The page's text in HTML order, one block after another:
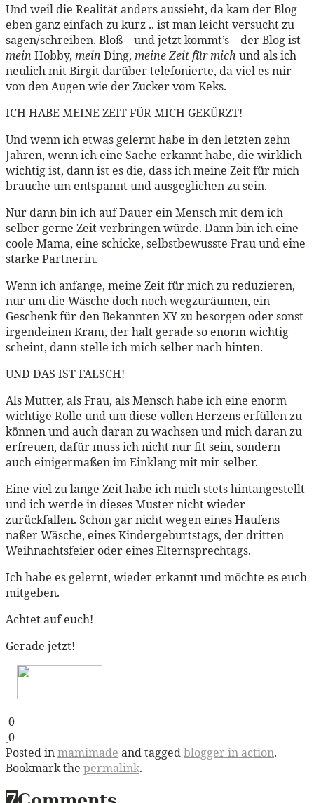
Und weil die Realität anders aussieht, da kam der Blog
eben ganz einfach zu kurz .. ist man leicht versucht zu
sagen/schreiben. Bloß – und jetzt kommt’s – der Blog ist
mein Hobby, mein Ding, meine Zeit für mich und als ich
neulich mit Birgit darüber telefonierte, da viel es mir
von den Augen wie der Zucker vom Keks.
ICH HABE MEINE ZEIT FÜR MICH GEKÜRZT!
Und wenn ich etwas gelernt habe in den letzten zehn
Jahren, wenn ich eine Sache erkannt habe, die wirklich
wichtig ist, dann ist es die, dass ich meine Zeit für mich
brauche um entspannt und ausgeglichen zu sein.
Nur dann bin ich auf Dauer ein Mensch mit dem ich
selber gerne Zeit verbringen würde. Dann bin ich eine
coole Mama, eine schicke, selbstbewusste Frau und eine
starke Partnerin.
Wenn ich anfange, meine Zeit für mich zu reduzieren,
nur um die Wäsche doch noch wegzuräumen, ein
Geschenk für den Bekannten XY zu besorgen oder sonst
irgendeinen Kram, der halt gerade so enorm wichtig
scheint, dann stelle ich mich selber nach hinten.
UND DAS IST FALSCH!
Als Mutter, als Frau, als Mensch habe ich eine enorm
wichtige Rolle und um diese vollen Herzens erfüllen zu
können und auch daran zu wachsen und mich daran zu
erfreuen, dafür muss ich nicht nur fit sein, sondern
auch einigermaßen im Einklang mit mir selber.
Eine viel zu lange Zeit habe ich mich stets hintangestellt
und ich werde in dieses Muster nicht wieder
zurückfallen. Schon gar nicht wegen eines Haufens
naßer Wäsche, eines Kindergeburtstags, der dritten
Weihnachtsfeier oder eines Elternsprechtags.
Ich habe es gelernt, wieder erkannt und möchte es euch
mitgeben.
Achtet auf euch!
Gerade jetzt!
0
0
Posted inmamimade and taggedblogger in action.
Bookmark the permalink.